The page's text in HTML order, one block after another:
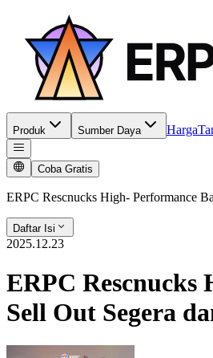
Produk Sumber Daya Harga
Coba Gratis
ERPC Rescnucks High- Performance
Daftar Isi
2025.12.23
ERPC Rescnucks
Sell Out Segera